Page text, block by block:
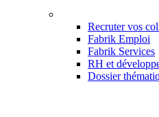
Recruter vos
Fabrik Emploi
Fabrik Services
RH et
Dossier